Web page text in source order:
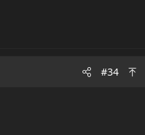
#34